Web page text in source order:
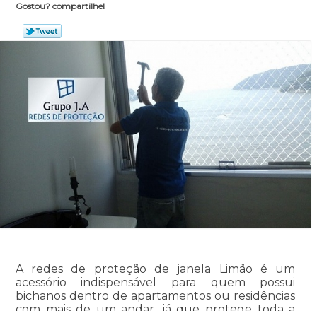
Gostou? compartilhe!
A redes de proteção de janela Limão é um
acessório indispensável para quem possui
bichanos dentro de apartamentos ou residências